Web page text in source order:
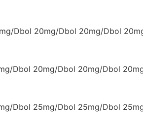
Dbol 20mg/Dbol 20mg/Dbol
Dbol 20mg/Dbol 20mg/Dbol
Dbol 25mg/Dbol 25mg/Dbol